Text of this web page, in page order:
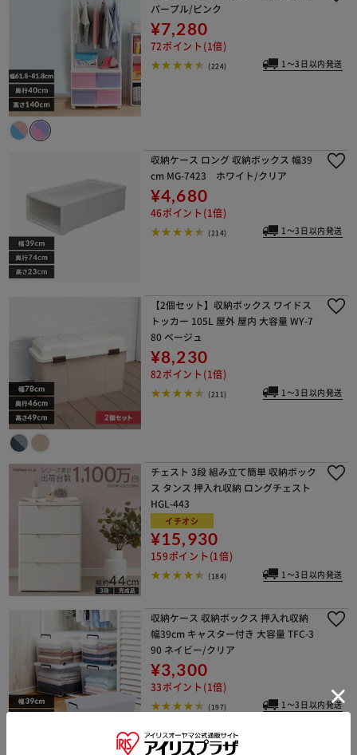
パープル/ピンク
¥7,280
72ポイント(1倍)
(224) 1～3日以内発送
収納ケース ロング 収納ボックス 幅39
cm MG-7423 ホワイト/クリア
¥4,680
46ポイント(1倍)
(214) 1～3日以内発送
【2個セット】収納ボックス ワイドス
トッカー 105L 屋外 屋内 大容量 WY-7
80 ベージュ
¥8,230
82ポイント(1倍)
(211) 1～3日以内発送
チェスト 3段 組み立て簡単 収納ボック
ス タンス 押入れ収納 ロングチェスト
HGL-443
イチオシ
¥15,930
159ポイント(1倍)
(184) 1～3日以内発送
収納ケース 収納ボックス 押入れ収納
幅39cm キャスター付き 大容量 TFC-3
90 ネイビー/クリア
¥3,300
33ポイント(1倍)
(197) 1～3日以内発送